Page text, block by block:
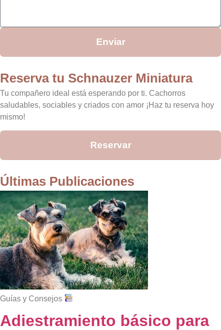
Enviar
Reserva tu Schnauzer Miniatura
Tu compañero ideal está esperando por ti. Cachorros
saludables, sociables y criados con amor ¡Haz tu reserva hoy
mismo!
Reservar
Últimas Publicaciones
Guías y Consejos
Adiestramiento básico para